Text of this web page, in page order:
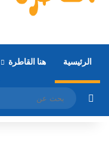
الرئيسية هنا القاطرة
مقال عشوائي